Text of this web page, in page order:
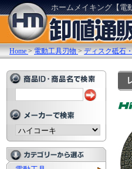
ホームメイキング【電
Home >電動工具刃物 >ディスク砥石